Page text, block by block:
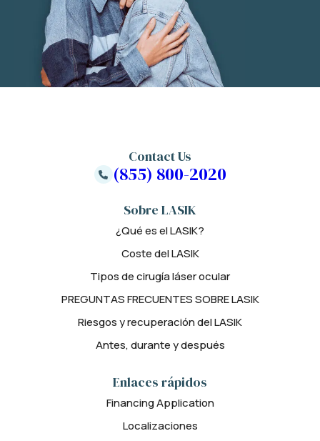
Sobre LASIK
¿Qué es el LASIK?
Coste del LASIK
Tipos de cirugía láser ocular
PREGUNTAS FRECUENTES SOBRE LASIK
Riesgos y recuperación del LASIK
Antes, durante y después
Enlaces rápidos
Financing Application
Localizaciones
Contact Us
(855) 800-2020